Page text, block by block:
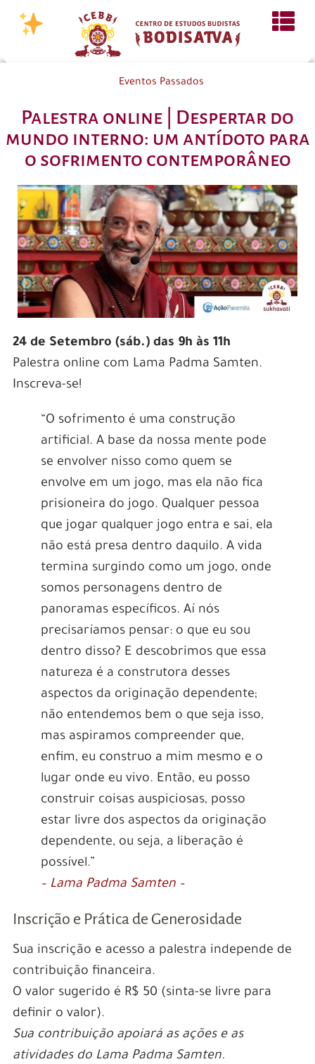
Eventos Passados
Palestra online | Despertar do
mundo interno: um antídoto para
o sofrimento contemporâneo
24 de Setembro (sáb.) das 9h às 11h
Palestra online com Lama Padma Samten.
Inscreva-se!
“O sofrimento é uma construção
artificial. A base da nossa mente pode
se envolver nisso como quem se
envolve em um jogo, mas ela não fica
prisioneira do jogo. Qualquer pessoa
que jogar qualquer jogo entra e sai, ela
não está presa dentro daquilo. A vida
termina surgindo como um jogo, onde
somos personagens dentro de
panoramas específicos. Aí nós
precisaríamos pensar: o que eu sou
dentro disso? E descobrimos que essa
natureza é a construtora desses
aspectos da originação dependente;
não entendemos bem o que seja isso,
mas aspiramos compreender que,
enfim, eu construo a mim mesmo e o
lugar onde eu vivo. Então, eu posso
construir coisas auspiciosas, posso
estar livre dos aspectos da originação
dependente, ou seja, a liberação é
possível.”
– Lama Padma Samten –
Inscrição e Prática de Generosidade
Sua inscrição e acesso a palestra independe de
contribuição financeira.
O valor sugerido é R$ 50 (sinta-se livre para
definir o valor).
Sua contribuição apoiará as ações e as
atividades do Lama Padma Samten.